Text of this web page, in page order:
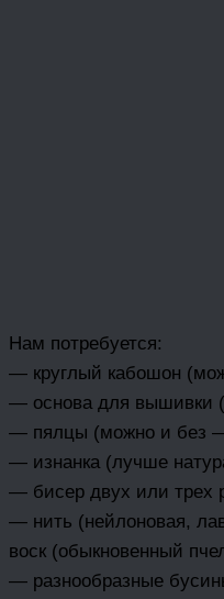
Нам потребуется:
— круглый кабошон
— основа для вышивки
— пялцы (можно и без —
— изнанка (лучше
— бисер двух или трех
— нить (нейлоновая,
воск (обыкновенный
— разнообразные